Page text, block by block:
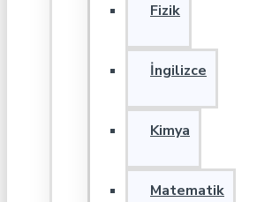
Fizik
İngilizce
Kimya
Matematik